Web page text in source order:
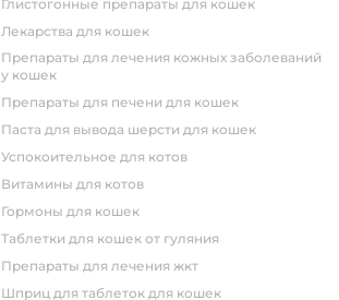
глистогонные препараты для кошек
лекарства для кошек
препараты для лечения кожных заболеваний
у кошек
препараты для печени для кошек
паста для вывода шерсти для кошек
успокоительное для котов
витамины для котов
гормоны для кошек
таблетки для кошек от гуляния
препараты для лечения жкт
шприц для таблеток для кошек